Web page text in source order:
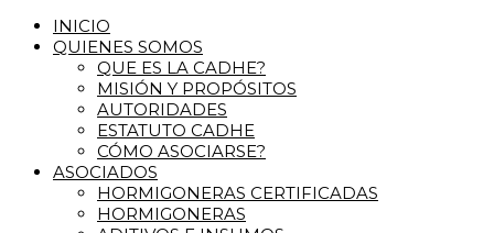
INICIO
QUIENES SOMOS
QUE ES LA CADHE?
MISIÓN Y PROPÓSITOS
AUTORIDADES
ESTATUTO CADHE
CÓMO ASOCIARSE?
ASOCIADOS
HORMIGONERAS CERTIFICADAS
HORMIGONERAS